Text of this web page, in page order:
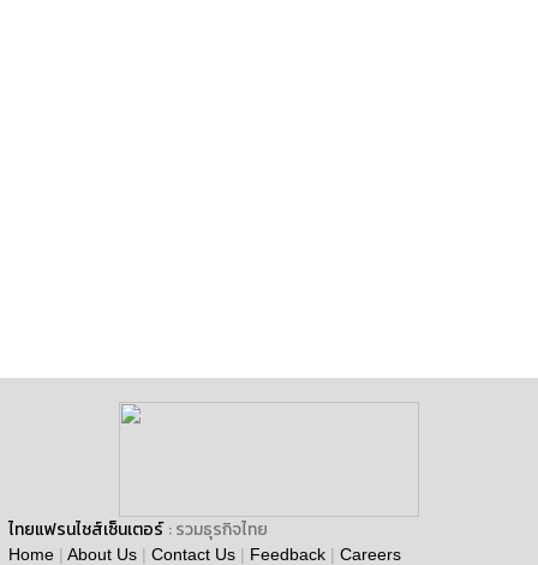
ไทยแฟรนไชส์เซ็นเตอร์ : รวมธุรกิจไทย
Home | About Us | Contact Us | Feedback | Careers